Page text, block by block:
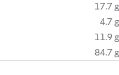
17.7 g
4.7 g
11.9 g
84.7 g